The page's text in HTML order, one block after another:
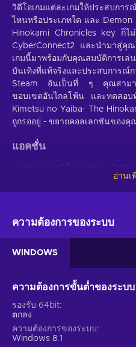
วิดีโอเกมแต่ละเกมให้ประสบกา
ไหนหรือประเภทใด และ Demon
Hinokami Chronicles key ก็ไ
CyberConnect2 และนำมาสู่คุ
เกมนี้มาพร้อมกับคุณสมบัติการเล่
บันเทิงที่แท้จริงและประสบการณ์
Steam อันเป็นที่ ๆ คุณสามาร
ขอบเขตอันไกลโพ้น และทดสอ
Kimetsu no Yaiba- The
ถูกรออยู่ - ขยายคอลเลกชันของคุ
แอคชั่น
The Hinokami Chronicles
หลักที่นี่คือการทำลายศัตรูทั้งหมด
กลายเป็นผู้เล่นที่มีความสามารถ
เป็นความสำเร็จที่รอคอยมานาน
คุณสมบัติ
Demon Slayer -Kimetsu no
key มีองค์ประกอบที่จะดึงดูดคว
การเล่นเกม! เพลิดเพลินกับฟีเจอ
โดยรวมให้ดียิ่งขึ้น::
อ่านเ
ความต้องการของระบบ
WINDOWS
ความต้องการขั้นต่ำของระบบ
รองรับ 64bit
ตกลง
ความต้องการของระบบ
Windows 8.1